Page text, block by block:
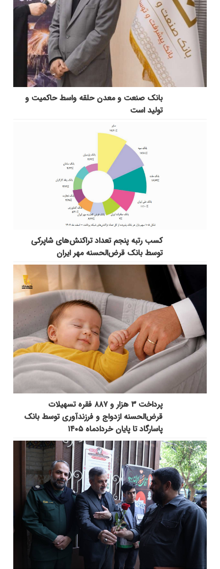
بانك صنعت و معدن حلقه واسط حاكمیت و
تولید است
کسب رتبه پنجم تعداد تراکنش‌های شاپرکی
توسط بانک قرض‌الحسنه مهر ایران
پرداخت ۳ هزار و ۸۸۷ فقره تسهیلات
قرض‌الحسنه ازدواج و فرزندآوری توسط بانک
پاسارگاد تا پایان خردادماه ۱۴۰۵